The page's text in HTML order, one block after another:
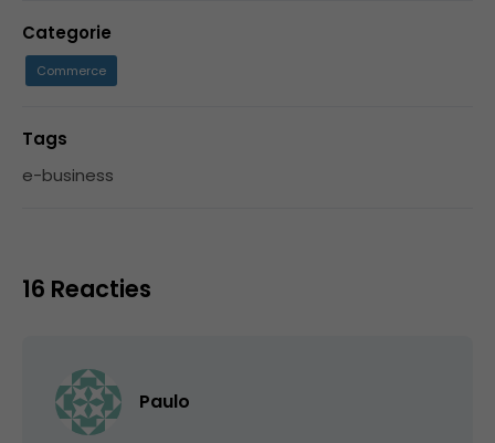
Categorie
Commerce
Tags
e-business
16 Reacties
Paulo